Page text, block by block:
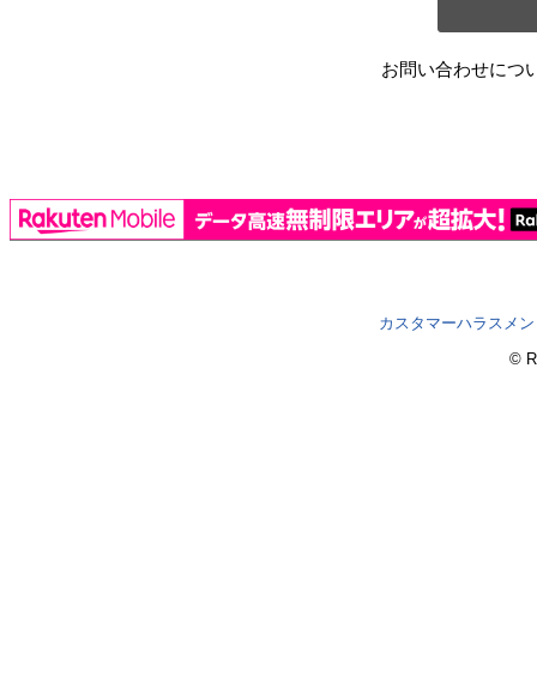
お問い合わせにつ
カスタマーハラスメ
©